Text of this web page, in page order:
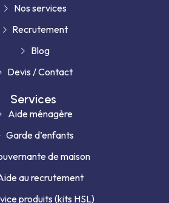
Nos services
Recrutement
Blog
Devis / Contact
Services
Aide ménagère
Garde d’enfants
de maison
au recrutement
produits (kits HSL)